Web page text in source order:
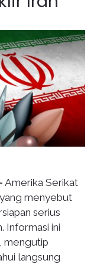
Amerika Serikat
menyebut
serius
Informasi ini
mengutip
langsung